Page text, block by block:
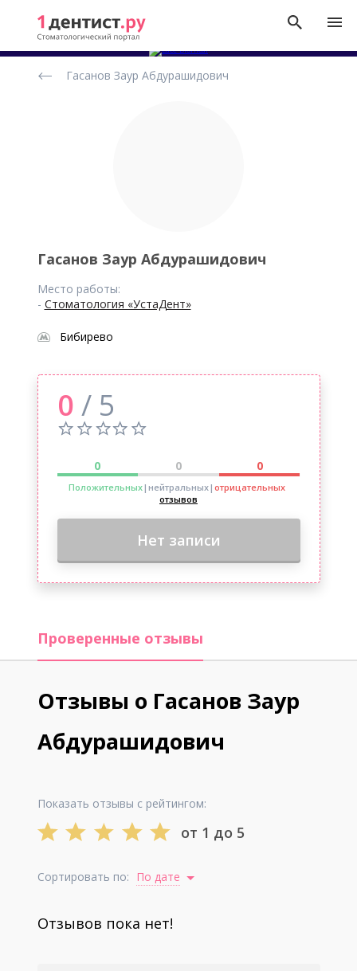
стоматологов
Гасанов Заур Абдурашидович
Гасанов Заур Абдурашидович
Место работы:
- Стоматология «УстаДент»
Бибирево
0 / 5
0 0 0
Положительных|нейтральных| отрицательных
отзывов
Нет записи
Проверенные отзывы
Отзывы о Гасанов Заур
Абдурашидович
Показать отзывы с рейтингом:
от 1 до 5
Сортировать по: По дате
Отзывов пока нет!